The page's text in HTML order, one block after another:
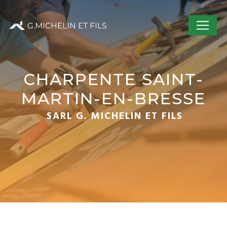
CHARPENTE SAINT-
MARTIN-EN-BRESSE
SARL G. MICHELIN ET FILS
Panneau de gestion des cookies